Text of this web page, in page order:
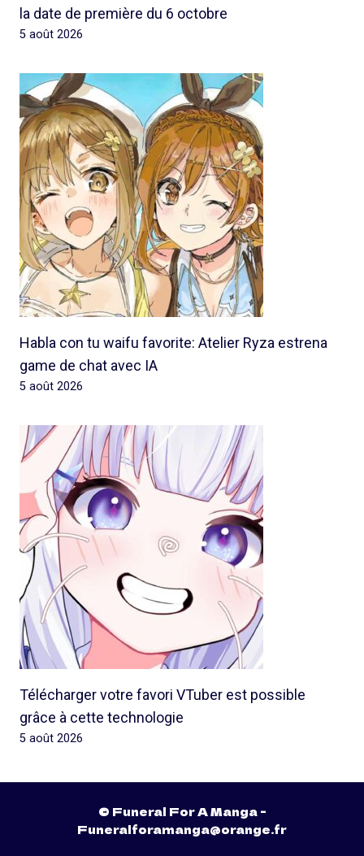
la date de première du 6 octobre
5 août 2026
Habla con tu waifu favorite: Atelier Ryza estrena
game de chat avec IA
5 août 2026
Télécharger votre favori VTuber est possible
grâce à cette technologie
5 août 2026
© Funeral For A Manga -
Funeralforamanga@orange.fr